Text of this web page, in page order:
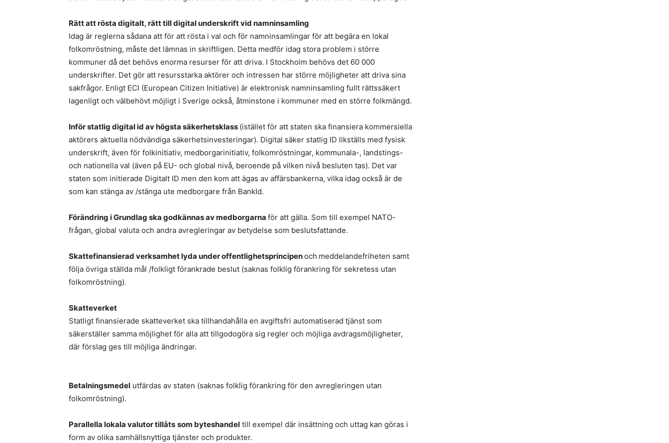
Rätt att rösta digitalt, rätt till digital underskrift vid namninsamling
Idag är reglerna sådana att för att rösta i val och för namninsamlingar för att begära en lokal
folkomröstning, måste det lämnas in skriftligen. Detta medför idag stora problem i större
kommuner då det behövs enorma resurser för att driva. I Stockholm behövs det 60 000
underskrifter. Det gör att resursstarka aktörer och intressen har större möjligheter att driva sina
sakfrågor. Enligt ECI (European Citizen Initiative) är elektronisk namninsamling fullt rättssäkert
lagenligt och välbehövt möjligt i Sverige också, åtminstone i kommuner med en större folkmängd.
Inför statlig digital id av högsta säkerhetsklass (istället för att staten ska finansiera kommersiella
aktörers aktuella nödvändiga säkerhetsinvesteringar). Digital säker statlig ID likställs med fysisk
underskrift, även för folkinitiativ, medborgarinitiativ, folkomröstningar, kommunala-, landstings-
och nationella val (även på EU- och global nivå, beroende på vilken nivå besluten tas). Det var
staten som initierade Digitalt ID men den kom att ägas av affärsbankerna, vilka idag också är de
som kan stänga av /stänga ute medborgare från BankId.
Förändring i Grundlag ska godkännas av medborgarna för att gälla. Som till exempel NATO-
frågan, global valuta och andra avregleringar av betydelse som beslutsfattande.
Skattefinansierad verksamhet lyda under offentlighetsprincipenoch meddelandefriheten samt
följa övriga ställda mål /folkligt förankrade beslut (saknas folklig förankring för sekretess utan
folkomröstning).
Skatteverket
Statligt finansierade skatteverket ska tillhandahålla en avgiftsfri automatiserad tjänst som
säkerställer samma möjlighet för alla att tillgodogöra sig regler och möjliga avdragsmöjligheter,
där förslag ges till möjliga ändringar.
Betalningsmedel utfärdas av staten (saknas folklig förankring för den avregleringen utan
folkomröstning).
Parallella lokala valutor tillåts som byteshandel till exempel där insättning och uttag kan göras i
form av olika samhällsnyttiga tjänster och produkter.